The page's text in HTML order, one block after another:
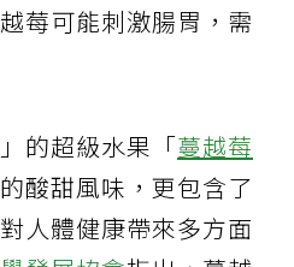
莓可能刺激腸胃，需
的超級水果「蔓越莓
酸甜風味，更包含了
人體健康帶來多方面